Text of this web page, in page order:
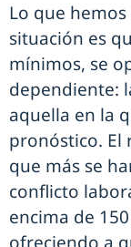
Lo que
situación es
mínimos, se
dependiente:
aquella en la
pronóstico. El
que más se
conflicto
encima de